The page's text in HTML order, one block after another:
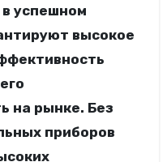
успешном
высокое
на рынке. Без
приборов